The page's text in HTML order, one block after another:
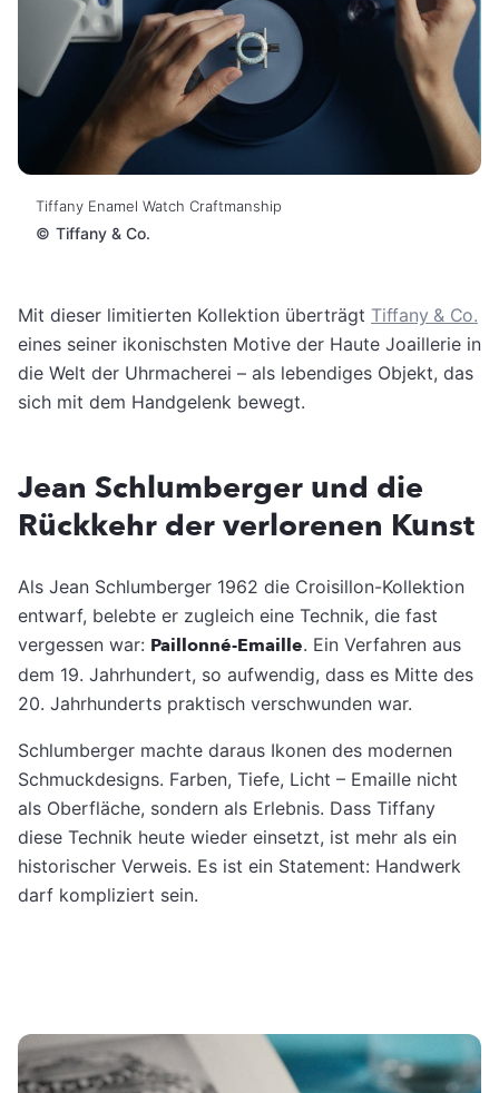
Tiffany Enamel Watch Craftmanship
© Tiffany & Co.
Mit dieser limitierten Kollektion überträgt Tiffany & Co.
eines seiner ikonischsten Motive der Haute Joaillerie in
die Welt der Uhrmacherei – als lebendiges Objekt, das
sich mit dem Handgelenk bewegt.
Jean Schlumberger und die
Rückkehr der verlorenen Kunst
Als Jean Schlumberger 1962 die Croisillon-Kollektion
entwarf, belebte er zugleich eine Technik, die fast
vergessen war: Paillonné-Emaille. Ein Verfahren aus
dem 19. Jahrhundert, so aufwendig, dass es Mitte des
20. Jahrhunderts praktisch verschwunden war.
Schlumberger machte daraus Ikonen des modernen
Schmuckdesigns. Farben, Tiefe, Licht – Emaille nicht
als Oberfläche, sondern als Erlebnis. Dass Tiffany
diese Technik heute wieder einsetzt, ist mehr als ein
historischer Verweis. Es ist ein Statement: Handwerk
darf kompliziert sein.